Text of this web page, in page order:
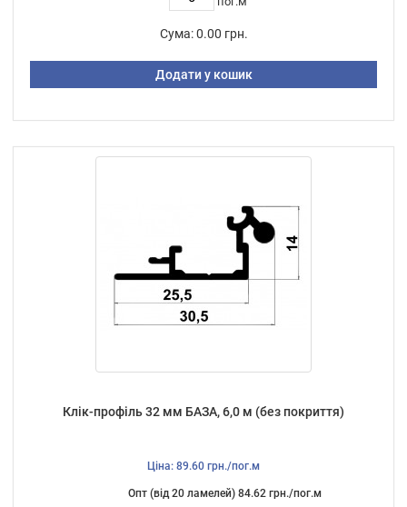
Сума: 0.00 грн.
Додати у кошик
Клік-профіль 32 мм БАЗА, 6,0 м (без покриття)
Ціна: 89.60 грн./пог.м
Опт (від 20 ламелей) 84.62 грн./пог.м